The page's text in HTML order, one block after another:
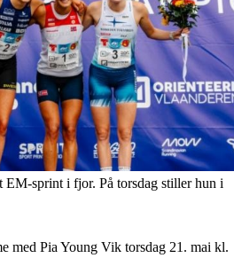
sprint i fjor. På torsdag stiller hun i
med Pia Young Vik torsdag 21. mai kl.